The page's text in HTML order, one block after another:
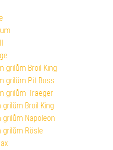
grilům Broil King
grilům Pit Boss
grilům Traeger
Broil King
Napoleon
grilům Rösle